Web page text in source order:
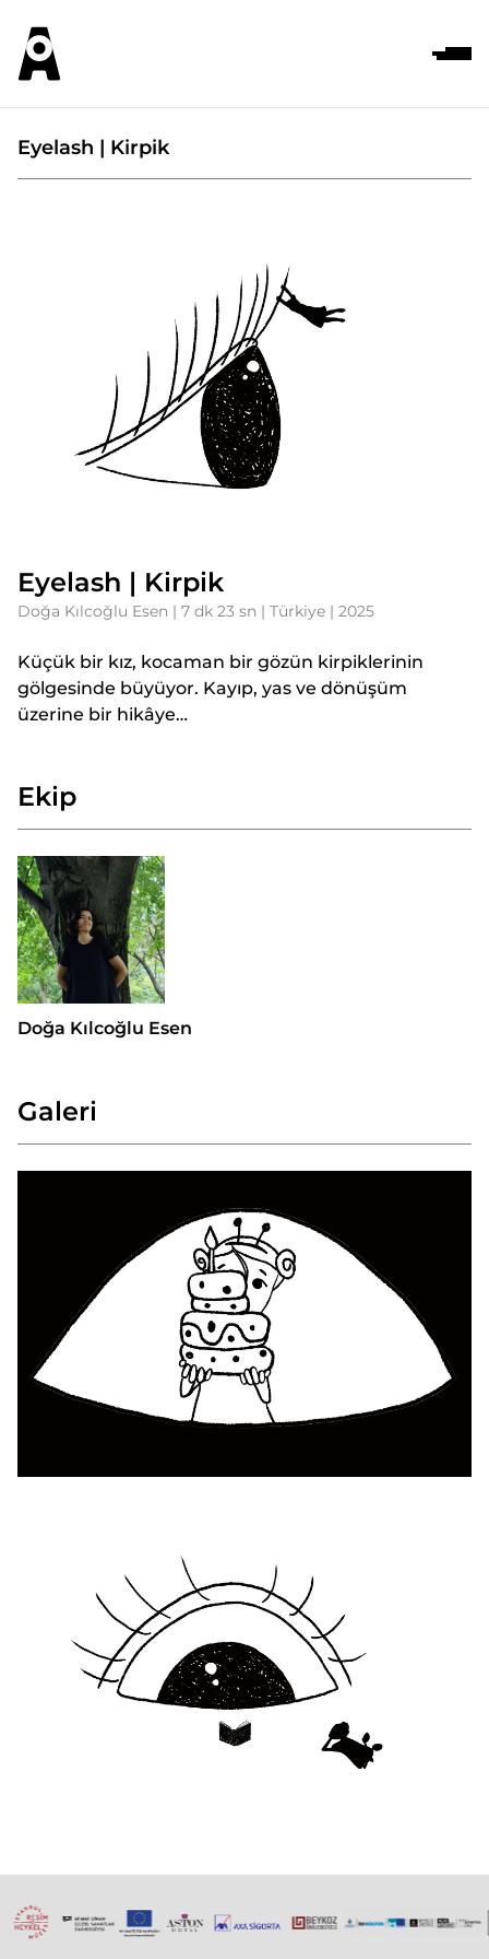
Eyelash | Kirpik
Eyelash | Kirpik
Doğa Kılcoğlu Esen | 7 dk 23 sn | Türkiye | 2025
Küçük bir kız, kocaman bir gözün kirpiklerinin
gölgesinde büyüyor. Kayıp, yas ve dönüşüm
üzerine bir hikâye…
Ekip
Doğa Kılcoğlu Esen
Galeri